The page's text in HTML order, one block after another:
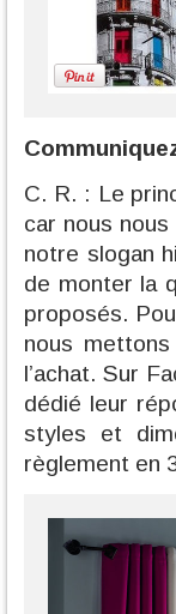
C. R. : Le
car nous
notre slogan
de monter la
proposés.
nous
l’achat. Sur
dédié leur
styles et
règlement en